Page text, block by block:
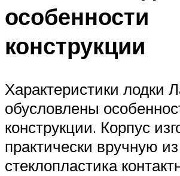
особенности
конструкции
Характеристики лодки
обусловлены
конструкции. Корпус
практически вручную из
стеклопластика